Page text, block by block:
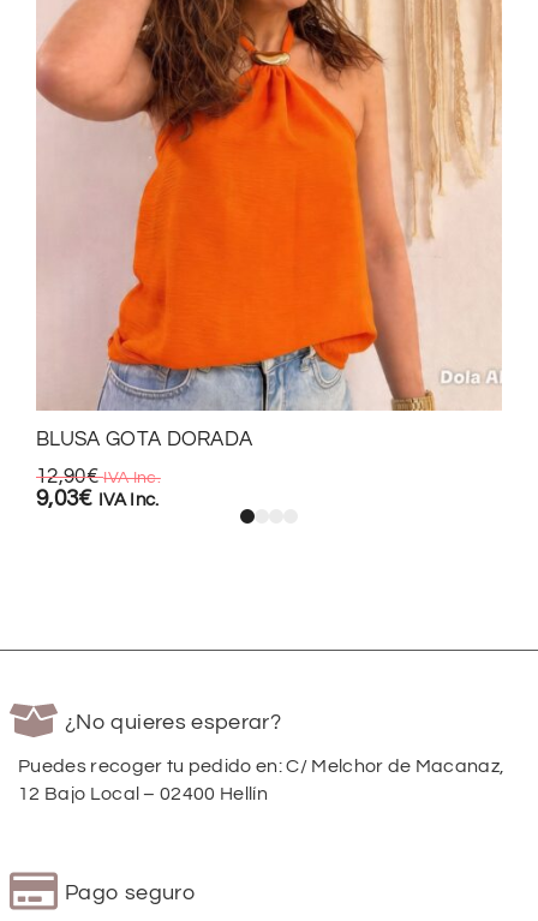
BLUSA GOTA DORADA
12,90€ IVA Inc.
9,03€ IVA Inc.
¿No quieres esperar?
Puedes recoger tu pedido en: C/ Melchor de Macanaz,
12 Bajo Local – 02400 Hellín
Pago seguro